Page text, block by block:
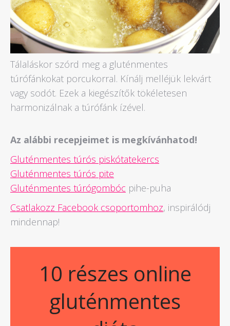
Tálaláskor szórd meg a gluténmentes
túrófánkokat porcukorral. Kínálj melléjük lekvárt
vagy sodót. Ezek a kiegészítők tökéletesen
harmonizálnak a túrófánk ízével.
Az alábbi recepjeimet is megkívánhatod!
Gluténmentes túrós piskótatekercs
Gluténmentes túrós pite
Gluténmentes túrógombóc pihe-puha
Csatlakozz Facebook csoportomhoz, inspirálódj
mindennap!
10 részes online
gluténmentes